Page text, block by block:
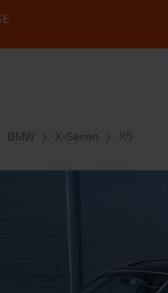
BMW X-Serien X5